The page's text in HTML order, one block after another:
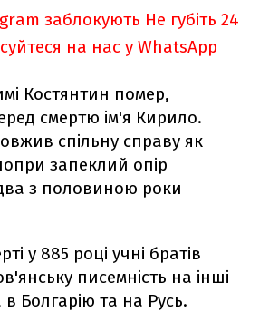
заблокують Не губіть 24
на нас у WhatsApp
Костянтин помер,
смертю ім'я Кирило.
спільну справу як
запеклий опір
з половиною роки
у 885 році учні братів
писемність на інші
в Болгарію та на Русь.